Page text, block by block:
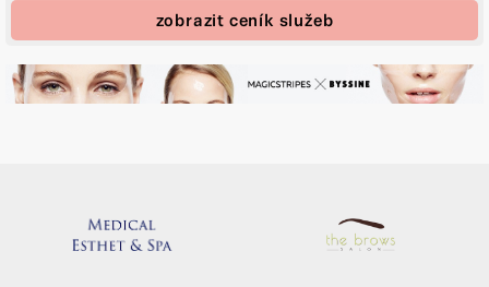
zobrazit ceník služeb